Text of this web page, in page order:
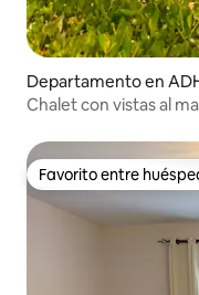
Departamento en
Chalet con vistas al
Favorito entre
Favorito entre